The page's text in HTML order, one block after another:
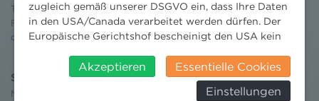
T:
+43 1 513 21 24-0
F: +43 1 513 21 24-300
office@nhp.eu
Salzburg
Niederhuber & Partner
zugleich gemäß unserer DSGVO ein, dass Ihre Daten
in den USA/Canada verarbeitet werden dürfen. Der
Europäische Gerichtshof bescheinigt den USA kein
insbesondere das Risiko, dass ihre Daten durch US-
Behörden, zu Kontroll- und zu
Überwachungszwecken, verarbeitet werden und
Akzeptieren
Essentielle Cookies
Einstellungen